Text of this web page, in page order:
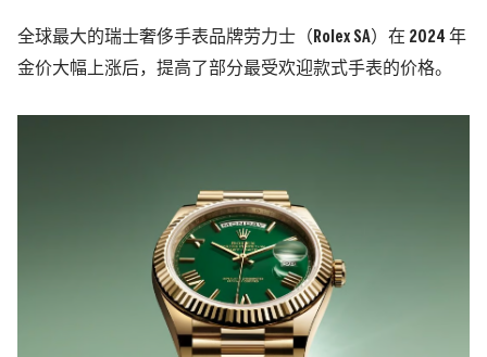
全球最大的瑞士奢侈手表品牌劳力士（Rolex SA）在 2024 年
金价大幅上涨后，提高了部分最受欢迎款式手表的价格。